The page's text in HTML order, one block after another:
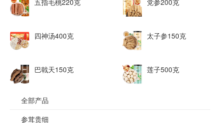
四神汤400克 太子参150克
巴戟天150克 莲子500克
全部产品
参茸贵细